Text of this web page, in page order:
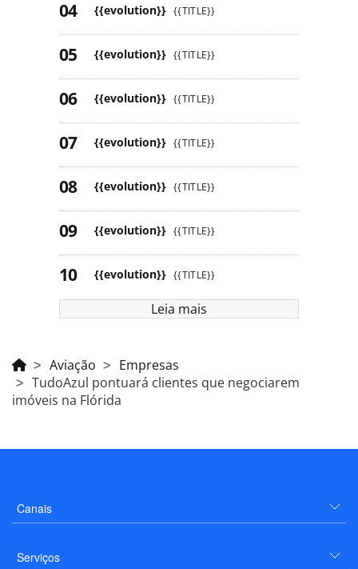
{{evolution}} {{TITLE}}
{{evolution}} {{TITLE}}
{{evolution}} {{TITLE}}
{{evolution}} {{TITLE}}
{{evolution}} {{TITLE}}
{{evolution}} {{TITLE}}
{{evolution}} {{TITLE}}
Leia mais
Aviação
Empresas
TudoAzul pontuará clientes que negociarem
imóveis na Flórida
Canais
Serviços